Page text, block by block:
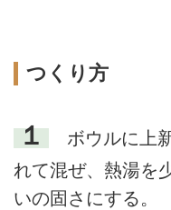
つくり方
１
ボウルに上
れて混ぜ、熱湯を
いの固さにする。